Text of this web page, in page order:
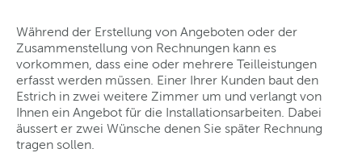
Während der Erstellung von Angeboten oder der
Zusammenstellung von Rechnungen kann es
vorkommen, dass eine oder mehrere Teilleistungen
erfasst werden müssen. Einer Ihrer Kunden baut den
Estrich in zwei weitere Zimmer um und verlangt von
Ihnen ein Angebot für die Installationsarbeiten. Dabei
äussert er zwei Wünsche denen Sie später Rechnung
tragen sollen.